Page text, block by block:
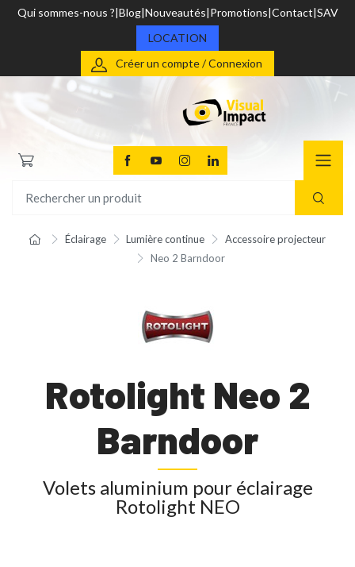
Qui sommes-nous ? Blog Nouveautés Promotions Contact SAV
LOCATION
Créer un compte / Connexion
Éclairage Lumière continue
Accessoire projecteur
Neo 2 Barndoor
Rotolight Neo 2
Barndoor
Volets aluminium pour éclairage
Rotolight NEO